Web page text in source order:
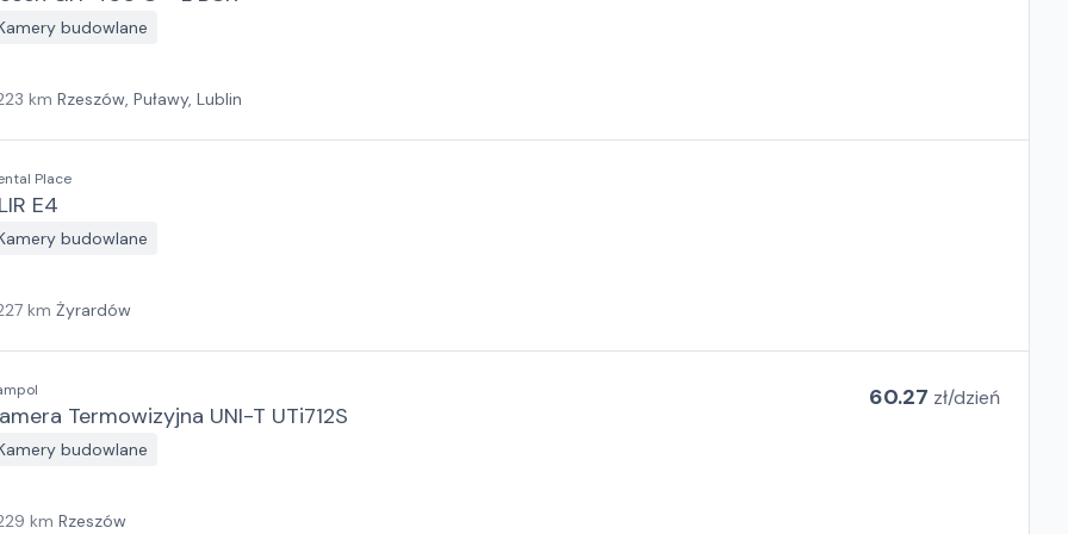
budowlane
km Rzeszów, Puławy, Lublin
Place
E4
budowlane
km Żyrardów
Termowizyjna UNI-T UTi712S
budowlane
60.27 zł/dzień
km Rzeszów